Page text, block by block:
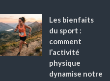
Les bienfaits
du sport :
comment
l’activité
physique
dynamise notre